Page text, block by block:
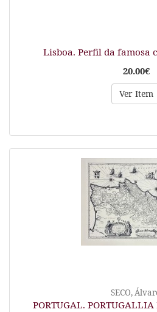
Lisboa. Perfil da famosa
20.00€
Ver Item
SECO,
PORTUGAL.